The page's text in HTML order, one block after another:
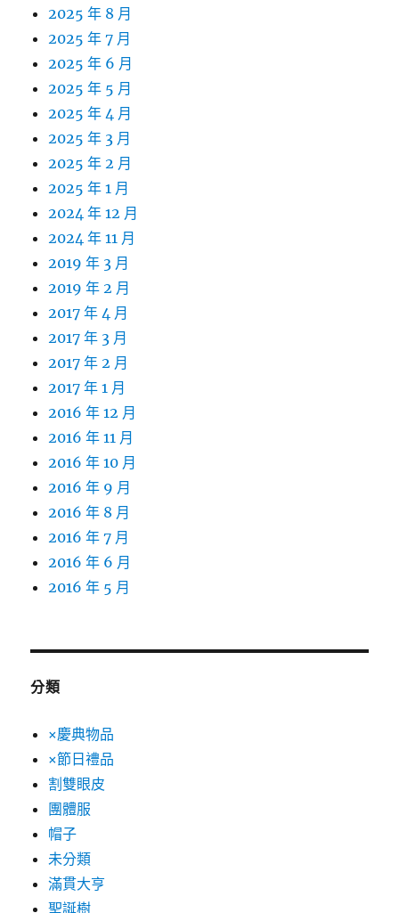
2025 年 8 月
2025 年 7 月
2025 年 6 月
2025 年 5 月
2025 年 4 月
2025 年 3 月
2025 年 2 月
2025 年 1 月
2024 年 12 月
2024 年 11 月
2019 年 3 月
2019 年 2 月
2017 年 4 月
2017 年 3 月
2017 年 2 月
2017 年 1 月
2016 年 12 月
2016 年 11 月
2016 年 10 月
2016 年 9 月
2016 年 8 月
2016 年 7 月
2016 年 6 月
2016 年 5 月
分類
×慶典物品
×節日禮品
割雙眼皮
團體服
帽子
未分類
滿貫大亨
聖誕樹